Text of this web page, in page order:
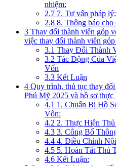
nhiệm:
2.7 7. Tư vấn pháp lý:
2.8 8. Thông báo cho
3 Thay đổi thành viên góp
việc thay đổi thành viên
3.1 Thay Đổi Thành
3.2 Tác Động Của
Vốn
3.3 Kết Luận
4 Quy trình, thủ tục thay
Phú Mỹ 2025 và hồ sơ thực
4.1 1. Chuẩn Bị Hồ
Vốn:
4.2 2. Thực Hiện
4.3 3. Công Bố
4.4 4. Điều Chỉnh
4.5 5. Hoàn Tất Thủ
4.6 Kết Luận: